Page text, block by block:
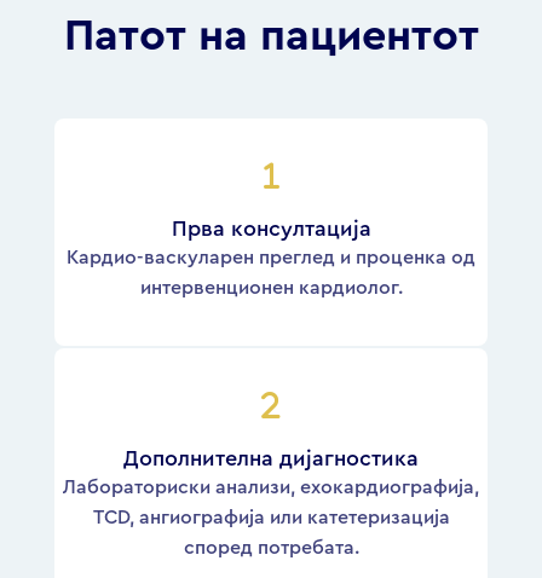
Патот на пациентот
Прва консултација
Кардио-васкуларен преглед и проценка од
интервенционен кардиолог.
Дополнителна дијагностика
Лабораториски анализи, ехокардиографија,
TCD, ангиографија или катетеризација
според потребата.